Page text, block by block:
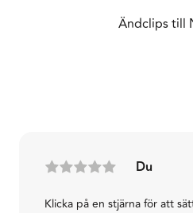
Ändclips till
Du
Klicka på en stjärna för att